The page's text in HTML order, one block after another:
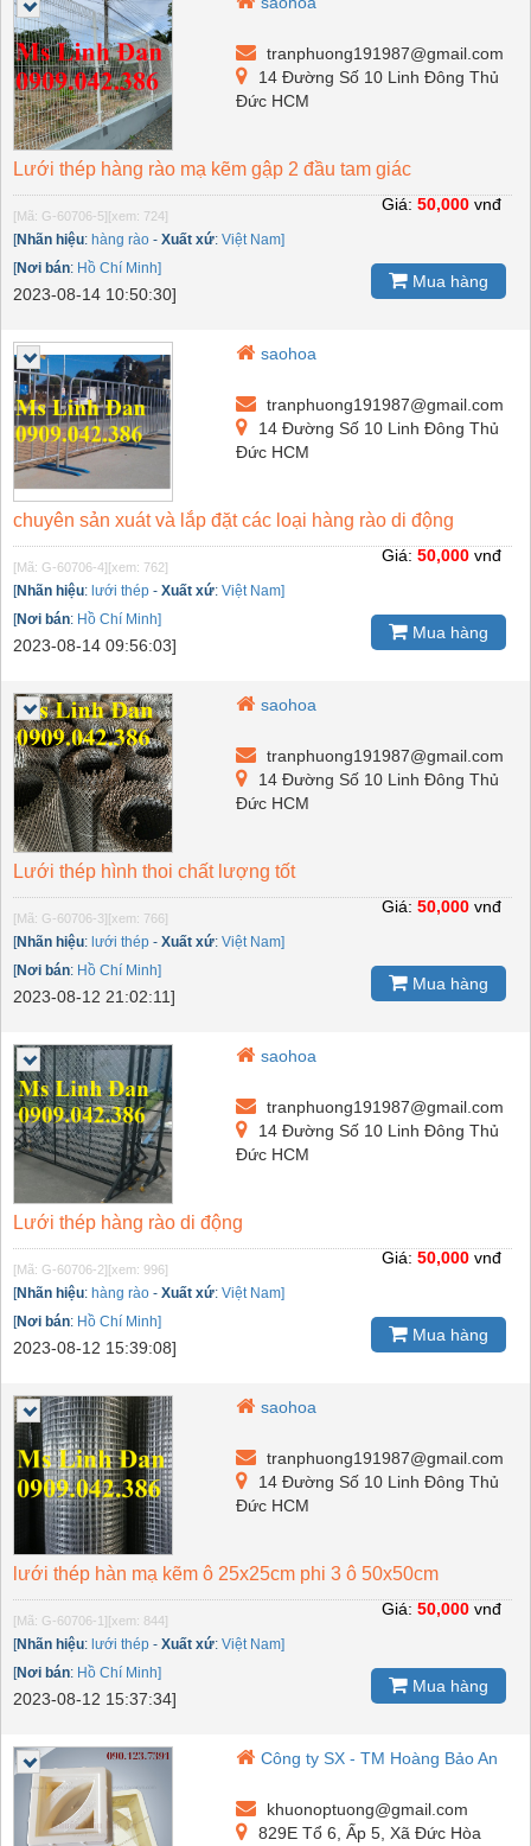
tranphuong191987@gmail.com
14 Đường Số 10 Linh Đông Thủ
Đức HCM
Lưới thép hàng rào mạ kẽm gập 2 đầu tam giác
[Mã: G-60706-5] [xem: 724]
[Nhãn hiệu: hàng rào - Xuất xứ: Việt Nam]
[Nơi bán: Hồ Chí Minh]
2023-08-14 10:50:30]
Giá: 50,000 vnđ
Mua hàng
saohoa
tranphuong191987@gmail.com
14 Đường Số 10 Linh Đông Thủ
Đức HCM
chuyên sản xuát và lắp đặt các loại hàng rào di động
[Mã: G-60706-4] [xem: 762]
[Nhãn hiệu: lưới thép - Xuất xứ: Việt Nam]
[Nơi bán: Hồ Chí Minh]
2023-08-14 09:56:03]
Giá: 50,000 vnđ
Mua hàng
saohoa
tranphuong191987@gmail.com
14 Đường Số 10 Linh Đông Thủ
Đức HCM
Lưới thép hình thoi chất lượng tốt
[Mã: G-60706-3] [xem: 766]
[Nhãn hiệu: lưới thép - Xuất xứ: Việt Nam]
[Nơi bán: Hồ Chí Minh]
2023-08-12 21:02:11]
Giá: 50,000 vnđ
Mua hàng
saohoa
tranphuong191987@gmail.com
14 Đường Số 10 Linh Đông Thủ
Đức HCM
Lưới thép hàng rào di động
[Mã: G-60706-2] [xem: 996]
[Nhãn hiệu: hàng rào - Xuất xứ: Việt Nam]
[Nơi bán: Hồ Chí Minh]
2023-08-12 15:39:08]
Giá: 50,000 vnđ
Mua hàng
saohoa
tranphuong191987@gmail.com
14 Đường Số 10 Linh Đông Thủ
Đức HCM
lưới thép hàn mạ kẽm ô 25x25cm phi 3 ô 50x50cm
[Mã: G-60706-1] [xem: 844]
[Nhãn hiệu: lưới thép - Xuất xứ: Việt Nam]
[Nơi bán: Hồ Chí Minh]
2023-08-12 15:37:34]
Giá: 50,000 vnđ
Mua hàng
Công ty SX - TM Hoàng Bảo An
khuonoptuong@gmail.com
829E Tổ 6, Ấp 5, Xã Đức Hòa